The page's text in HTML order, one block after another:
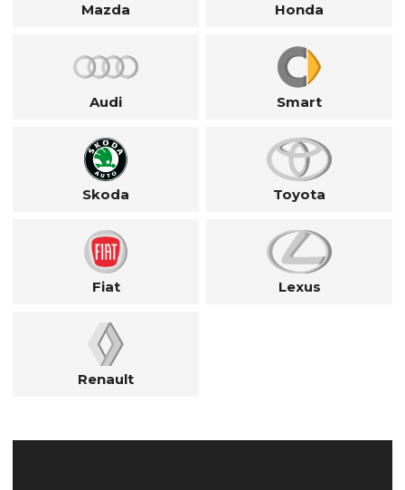
Mazda Honda
Audi Smart
Skoda Toyota
Fiat Lexus
Renault